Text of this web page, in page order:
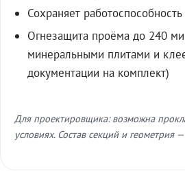
Сохраняет
Огнезащита проёма до 240
минеральными плитами и
документации на комплект)
Для проектировщика: возможна
условиях. Состав секций и геометрия